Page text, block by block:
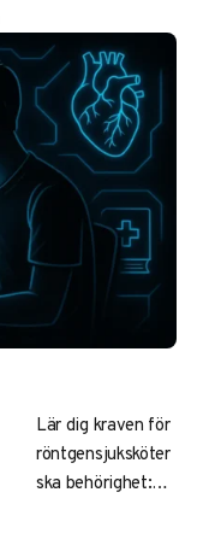
Göteborg. Få tips
på hur du söker
via
Arbetsförmedlinge
n, Indeed och
nätverk. Stark
brist på
specialistkompete
ns ger goda
chanser –
uppdatera ditt CV
karriärmöjligheter
2025.
Lär dig kraven för
röntgensjuksköter
ska behörighet: